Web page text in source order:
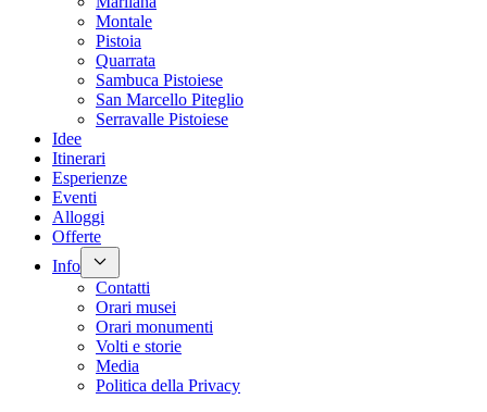
Montale
Pistoia
Quarrata
Sambuca Pistoiese
San Marcello Piteglio
Serravalle Pistoiese
Idee
Itinerari
Esperienze
Eventi
Alloggi
Offerte
Info
Contatti
Orari musei
Orari monumenti
Volti e storie
Media
Politica della Privacy